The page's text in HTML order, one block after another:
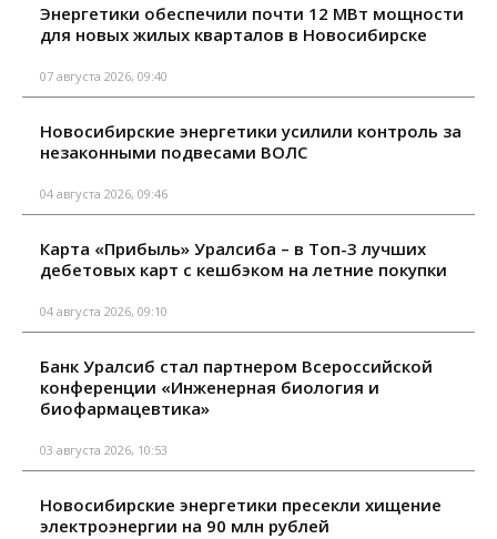
Энергетики обеспечили почти 12 МВт мощности
для новых жилых кварталов в Новосибирске
07 августа 2026, 09:40
Новосибирские энергетики усилили контроль за
незаконными подвесами ВОЛС
04 августа 2026, 09:46
Карта «Прибыль» Уралсиба – в Топ-3 лучших
дебетовых карт с кешбэком на летние покупки
04 августа 2026, 09:10
Банк Уралсиб стал партнером Всероссийской
конференции «Инженерная биология и
биофармацевтика»
03 августа 2026, 10:53
Новосибирские энергетики пресекли хищение
электроэнергии на 90 млн рублей